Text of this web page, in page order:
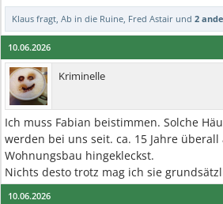
Klaus fragt Ab in die Ruine Fred Astair und 2
10.06.2026
Kriminelle
Ich muss Fabian beistimmen. Solche
werden bei uns seit. ca. 15 Jahre
Wohnungsbau hingekleckst.
Nichts desto trotz mag ich sie
10.06.2026